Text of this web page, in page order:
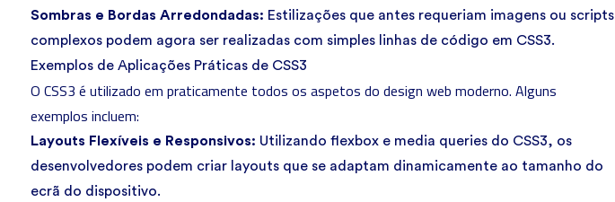
Sombras e Bordas Arredondadas: Estilizações que antes requeriam imagens ou scripts
complexos podem agora ser realizadas com simples linhas de código em CSS3.
Exemplos de Aplicações Práticas de CSS3
O CSS3 é utilizado em praticamente todos os aspetos do design web moderno. Alguns
exemplos incluem:
Layouts Flexíveis e Responsivos: Utilizando flexbox e media queries do CSS3, os
desenvolvedores podem criar layouts que se adaptam dinamicamente ao tamanho do
ecrã do dispositivo.